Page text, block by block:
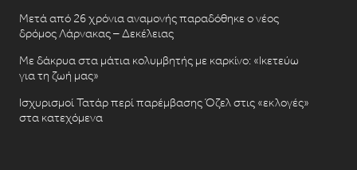
Μετά από 26 χρόνια αναμονής παραδόθηκε ο νέος
δρόμος Λάρνακας – Δεκέλειας
Με δάκρυα στα μάτια κολυμβητής με καρκίνο: «Ικετεύω
για τη ζωή μας»
Ισχυρισμοί Τατάρ περί παρέμβασης Όζελ στις «εκλογές»
στα κατεχόμενα